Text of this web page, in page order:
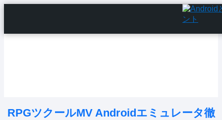
RPGツクールMV Androidエミュレータ徹